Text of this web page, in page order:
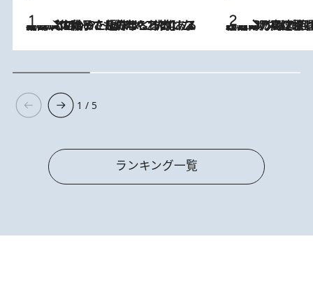
2026.8.5
【阿川佐和子さんの年とる力】なぜ70代で始めた趣味は“こんなに楽しい”のか？ ピアノ、俳句…スランプに陥っても続けられる“ある秘訣”とは 2026.8.7
「湘南乃風に憧れて」観客大盛上がりの“タオル回し”に、ラッパー顔負けの高速歌唱まで…さだまさし（74）のアグレッシブすぎる現在地
1 / 5
ランキング一覧